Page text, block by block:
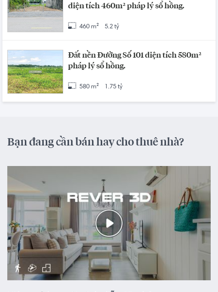
diện tích 460m² pháp lý sổ hồng.
460 m² 5.2 tỷ
Đất nền Đường Số 101 diện tích 580m²
pháp lý sổ hồng.
580 m² 1.75 tỷ
Bạn đang cần bán hay cho thuê nhà?